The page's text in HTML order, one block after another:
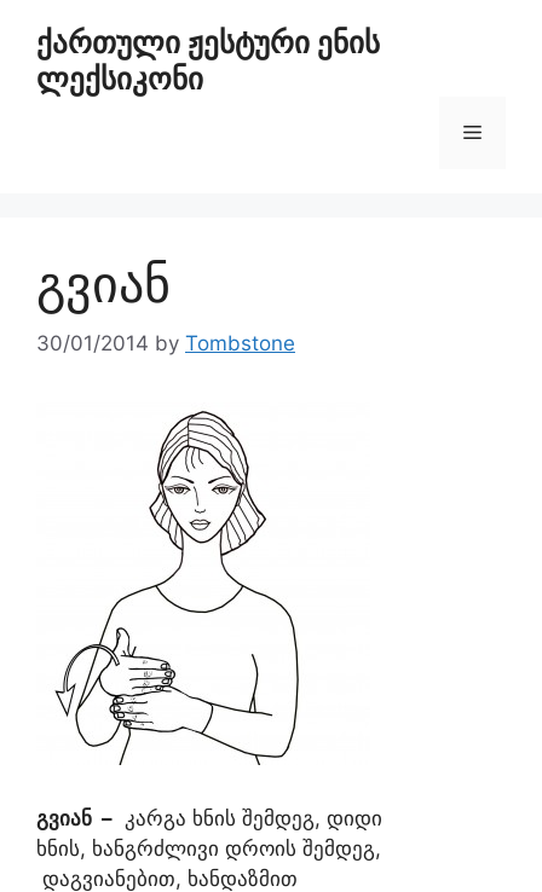
ქართული ჟესტური ენის
ლექსიკონი
გვიან
30/01/2014 by Tombstone
გვიან – კარგა ხნის შემდეგ, დიდი
ხნის, ხანგრძლივი დროის შემდეგ,
დაგვიანებით, ხანდაზმით